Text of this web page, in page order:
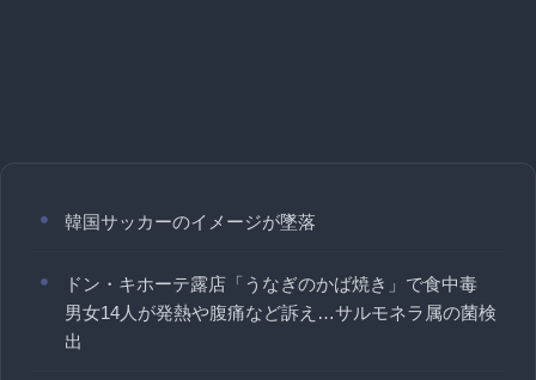
韓国サッカーのイメージが墜落
ドン・キホーテ露店「うなぎのかば焼き」で食中毒
男女14人が発熱や腹痛など訴え…サルモネラ属の菌検
出